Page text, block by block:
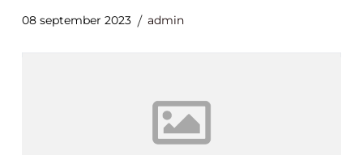
08 september 2023 admin